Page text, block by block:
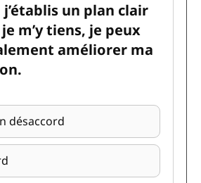
j’établis un plan clair
m’y tiens, je peux
améliorer ma
désaccord